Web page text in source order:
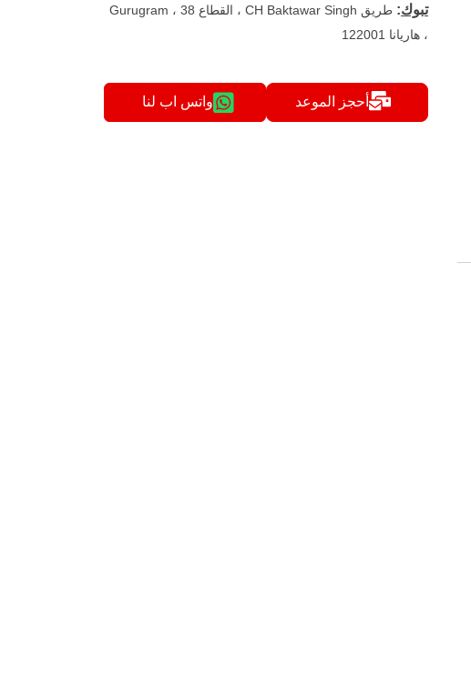
تبوك:
طريق CH Baktawar Singh ، القطاع 38 ، Gurugram
، هاريانا 122001
أحجز الموعد واتس اب لنا